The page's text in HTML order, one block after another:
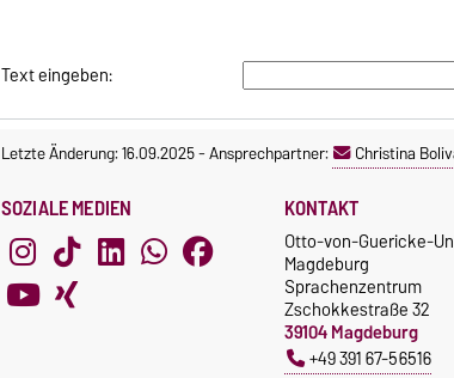
Text eingeben:
Letzte Änderung: 16.09.2025-Ansprechpartner: Christina
SOZIALE MEDIEN KONTAKT
Otto-von-Guericke-
Magdeburg
Sprachenzentrum
Zschokkestraße 32
39104 Magdeburg
+49 391 67-56516